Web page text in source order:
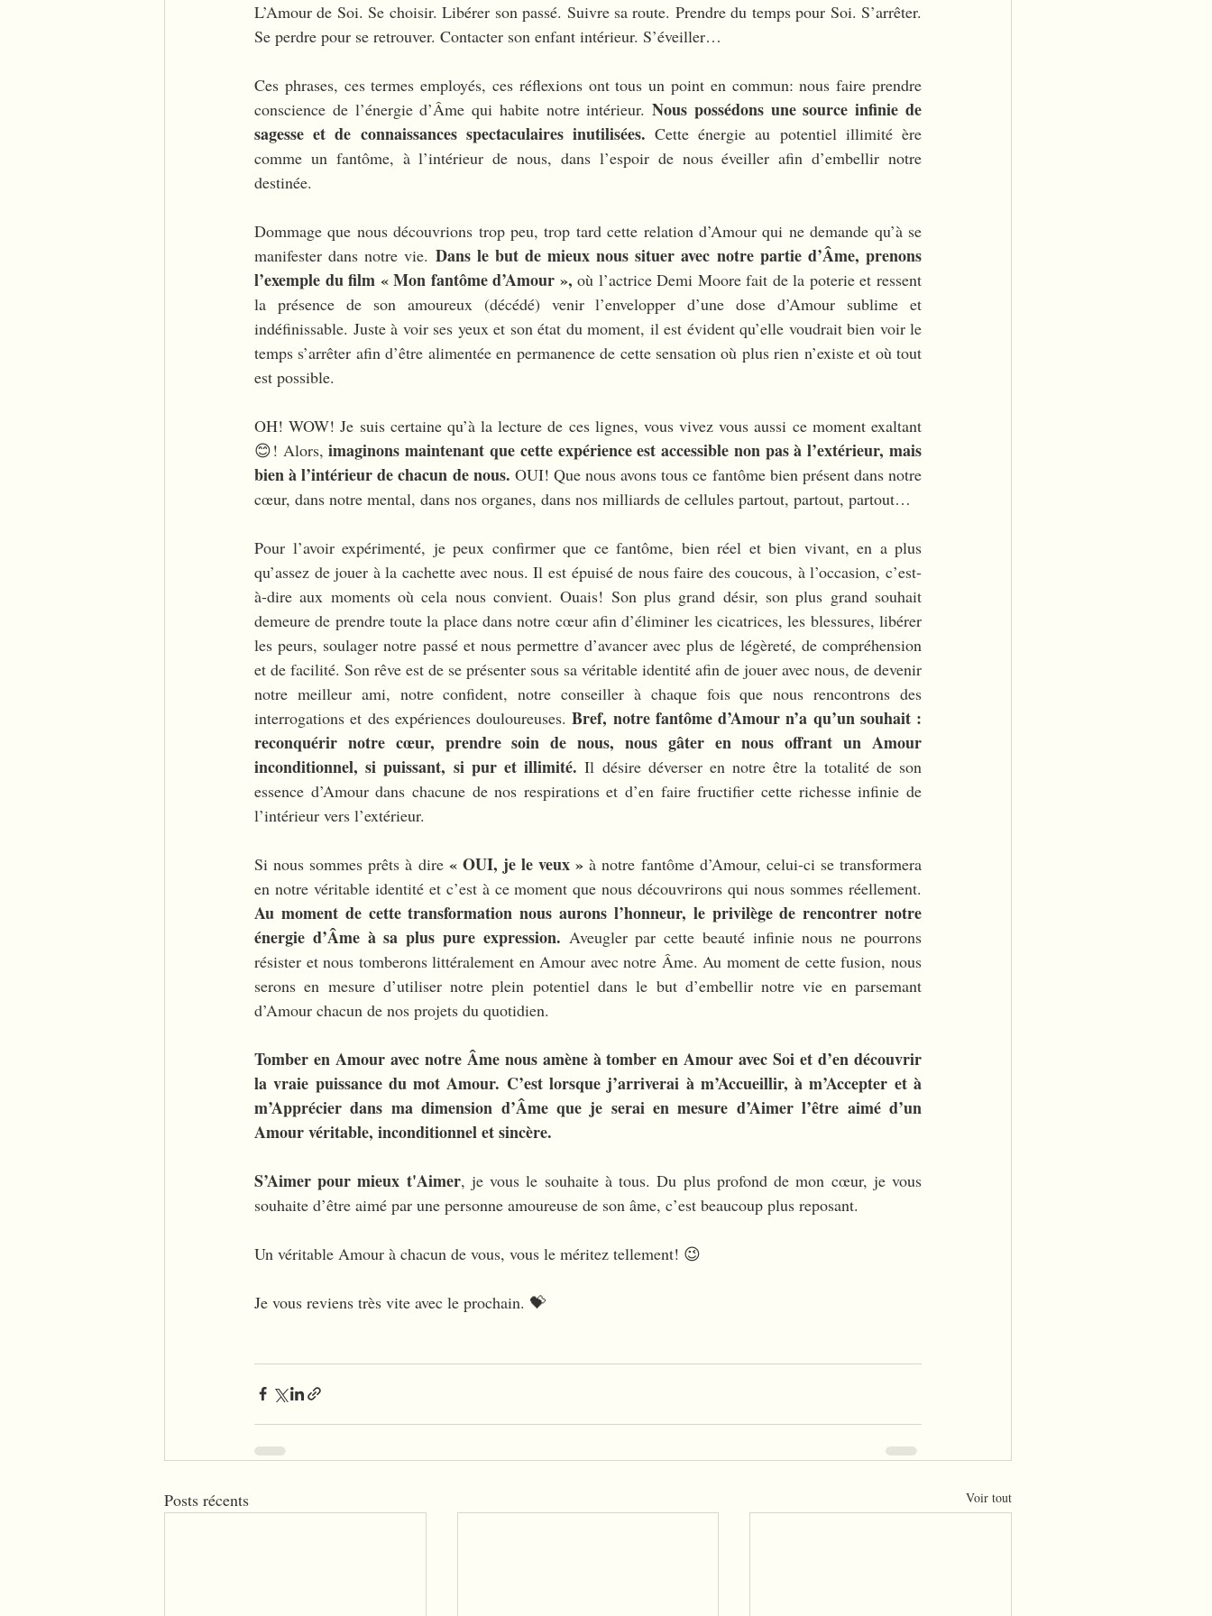
L’Amour de Soi. Se choisir. Libérer son passé. Suivre sa route. Prendre du temps pour Soi. S’arrêter.
Se perdre pour se retrouver. Contacter son enfant intérieur. S’éveiller…
Ces phrases, ces termes employés, ces réflexions ont tous un point en commun: nous faire prendre
conscience de l’énergie d’Âme qui habite notre intérieur. Nous possédons une source infinie de
sagesse et de connaissances spectaculaires inutilisées. Cette énergie au potentiel illimité ère
comme un fantôme, à l’intérieur de nous, dans l’espoir de nous éveiller afin d’embellir notre
destinée.
Dommage que nous découvrions trop peu, trop tard cette relation d’Amour qui ne demande qu’à se
manifester dans notre vie. Dans le but de mieux nous situer avec notre partie d’Âme, prenons
l’exemple du film « Mon fantôme d’Amour », où l’actrice Demi Moore fait de la poterie et ressent
la présence de son amoureux (décédé) venir l’envelopper d’une dose d’Amour sublime et
indéfinissable. Juste à voir ses yeux et son état du moment, il est évident qu’elle voudrait bien voir le
temps s’arrêter afin d’être alimentée en permanence de cette sensation où plus rien n’existe et où tout
est possible.
OH! WOW! Je suis certaine qu’à la lecture de ces lignes, vous vivez vous aussi ce moment exaltant
😊! Alors, imaginons maintenant que cette expérience est accessible non pas à l’extérieur, mais
bien à l’intérieur de chacun de nous. OUI! Que nous avons tous ce fantôme bien présent dans notre
cœur, dans notre mental, dans nos organes, dans nos milliards de cellules partout, partout, partout…
Pour l’avoir expérimenté, je peux confirmer que ce fantôme, bien réel et bien vivant, en a plus
qu’assez de jouer à la cachette avec nous. Il est épuisé de nous faire des coucous, à l’occasion, c’est-
à-dire aux moments où cela nous convient. Ouais! Son plus grand désir, son plus grand souhait
demeure de prendre toute la place dans notre cœur afin d’éliminer les cicatrices, les blessures, libérer
les peurs, soulager notre passé et nous permettre d’avancer avec plus de légèreté, de compréhension
et de facilité. Son rêve est de se présenter sous sa véritable identité afin de jouer avec nous, de devenir
notre meilleur ami, notre confident, notre conseiller à chaque fois que nous rencontrons des
interrogations et des expériences douloureuses. Bref, notre fantôme d’Amour n’a qu’un souhait :
reconquérir notre cœur, prendre soin de nous, nous gâter en nous offrant un Amour
inconditionnel, si puissant, si pur et illimité. Il désire déverser en notre être la totalité de son
essence d’Amour dans chacune de nos respirations et d’en faire fructifier cette richesse infinie de
l’intérieur vers l’extérieur.
Si nous sommes prêts à dire « OUI, je le veux » à notre fantôme d’Amour, celui-ci se transformera
Au moment de cette transformation nous aurons l’honneur, le privilège de rencontrer notre
énergie d’Âme à sa plus pure expression. Aveugler par cette beauté infinie nous ne pourrons
résister et nous tomberons littéralement en Amour avec notre Âme. Au moment de cette fusion, nous
serons en mesure d’utiliser notre plein potentiel dans le but d’embellir notre vie en parsemant
d’Amour chacun de nos projets du quotidien.
Tomber en Amour avec notre Âme nous amène à tomber en Amour avec Soi et d’en découvrir
la vraie puissance du mot Amour. C’est lorsque j’arriverai à m’Accueillir, à m’Accepter et à
m’Apprécier dans ma dimension d’Âme que je serai en mesure d’Aimer l’être aimé d’un
Amour véritable, inconditionnel et sincère.
S’Aimer pour mieux t'Aimer, je vous le souhaite à tous. Du plus profond de mon cœur, je vous
souhaite d’être aimé par une personne amoureuse de son âme, c’est beaucoup plus reposant.
Un véritable Amour à chacun de vous, vous le méritez tellement! 😉
Je vous reviens très vite avec le prochain. 💝
Posts récents Voir tout